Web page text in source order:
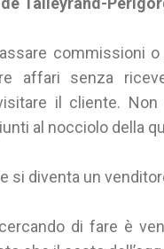
commissioni
affari senza
il cliente.
al nocciolo della
si diventa un
di fare è